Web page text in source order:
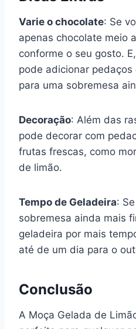
Varie o chocolate: Se
apenas chocolate meio
conforme o seu gosto.
pode adicionar
para uma sobremesa
Decoração: Além das
pode decorar com
frutas frescas, como
de limão.
Tempo de Geladeira:
sobremesa ainda mais
geladeira por mais
até de um dia para o
Conclusão
A Moça Gelada de